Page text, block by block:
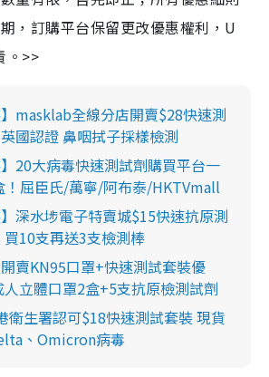
，訂購平台保留更改優惠權利，U
。>>
】masklab全線分店開賣$28快速測
國認證 鼻咽拭子採樣檢測
】20大病毒快速測試劑購買平台一
！屈臣氏/萬寧/阿布泰/HKTVmall
】深水埗電子特賣城$15快速抗原測
10支再送3支檢測棒
賣KN95口罩+快速測試套裝優
立體口罩2盒+5支抗原檢測試劑
衛生署認可$18快速測試套裝 現貨
、Omicron病毒